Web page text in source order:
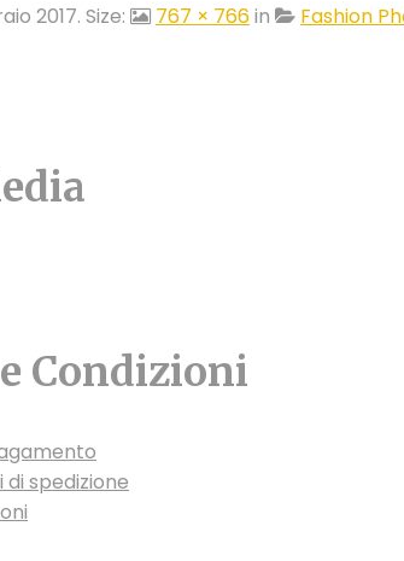
2017. Size: 767 × 766in
Fashion
Condizioni
spedizione